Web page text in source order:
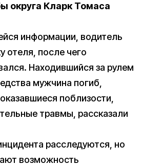
округа Кларк Томаса
информации, водитель
отеля, после чего
Находившийся за рулем
мужчина погиб,
поблизости,
травмы, рассказали
расследуются, но
возможность